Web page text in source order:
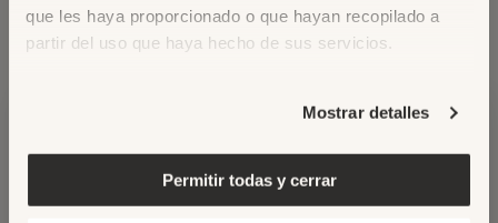
que les haya proporcionado o que hayan recopilado a
partir del uso que haya hecho de sus servicios.
Mostrar detalles
Permitir todas y cerrar
HELP NEWSLETTER